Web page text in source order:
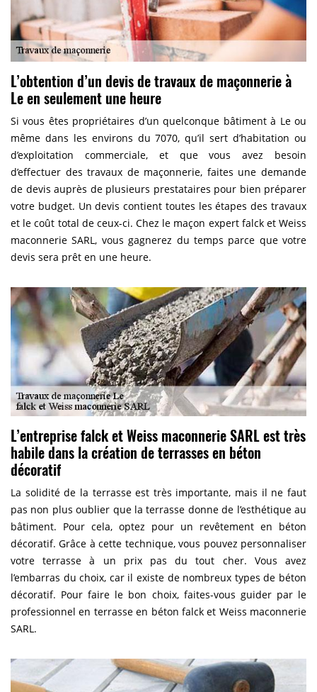
L’obtention d’un devis de travaux de maçonnerie à
Le en seulement une heure
Si vous êtes propriétaires d’un quelconque bâtiment à Le ou
même dans les environs du 7070, qu’il sert d’habitation ou
d’exploitation commerciale, et que vous avez besoin
d’effectuer des travaux de maçonnerie, faites une demande
de devis auprès de plusieurs prestataires pour bien préparer
votre budget. Un devis contient toutes les étapes des travaux
et le coût total de ceux-ci. Chez le maçon expert falck et Weiss
maconnerie SARL, vous gagnerez du temps parce que votre
devis sera prêt en une heure.
L’entreprise falck et Weiss maconnerie SARL est très
habile dans la création de terrasses en béton
décoratif
La solidité de la terrasse est très importante, mais il ne faut
pas non plus oublier que la terrasse donne de l’esthétique au
bâtiment. Pour cela, optez pour un revêtement en béton
décoratif. Grâce à cette technique, vous pouvez personnaliser
votre terrasse à un prix pas du tout cher. Vous avez
l’embarras du choix, car il existe de nombreux types de béton
décoratif. Pour faire le bon choix, faites-vous guider par le
professionnel en terrasse en béton falck et Weiss maconnerie
SARL.